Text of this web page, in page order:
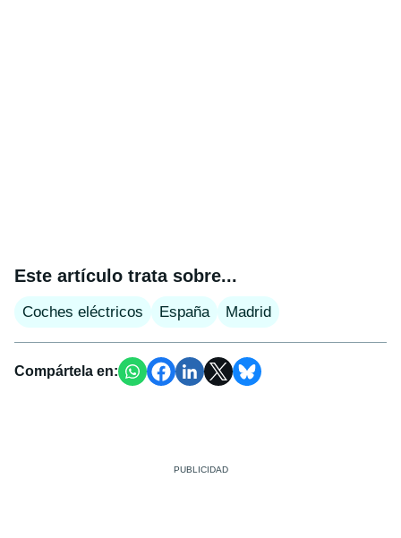
Este artículo trata sobre...
Coches eléctricos España Madrid
Compártela en: